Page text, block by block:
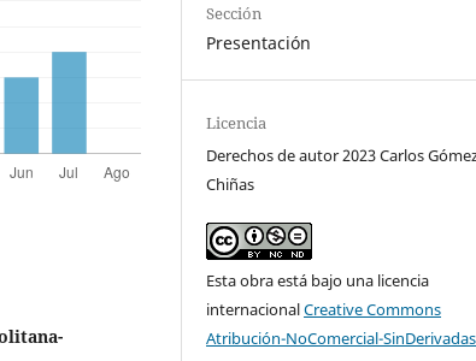
Sección
Presentación
Licencia
Derechos de autor 2023 Carlos
Chiñas
Esta obra está bajo una licencia
internacionalCreative Commons
Atribución-NoComercial-